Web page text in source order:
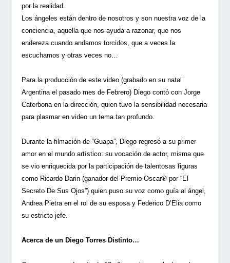
por la realidad.
Los ángeles están dentro de nosotros y son nuestra voz de la
conciencia, aquella que nos ayuda a razonar, que nos
endereza cuando andamos torcidos, que a veces la
escuchamos y otras veces no…
Para la producción de este video (grabado en su natal
Argentina el pasado mes de Febrero) Diego contó con Jorge
Caterbona en la dirección, quien tuvo la sensibilidad necesaria
para plasmar en video un tema tan profundo.
Durante la filmación de “Guapa”, Diego regresó a su primer
amor en el mundo artístico: su vocación de actor, misma que
se vio enriquecida por la participación de talentosas figuras
como Ricardo Darin (ganador del Premio Oscar® por “El
Secreto De Sus Ojos”) quien puso su voz como guía al ángel,
Andrea Pietra en el rol de su esposa y Federico D’Elia como
su estricto jefe.
Acerca de un Diego Torres Distinto…